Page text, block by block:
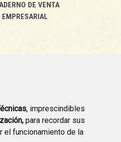
, imprescindibles
para recordar sus
el funcionamiento de la
DE VENTA
EMPRESARIAL
DE ACCIÓN LOCAL
2030